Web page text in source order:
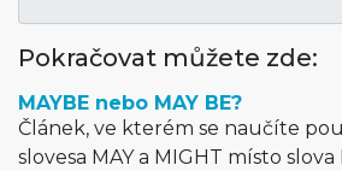
Pokračovat můžete zde:
MAYBE nebo MAY BE?
Článek, ve kterém se naučíte
slovesa MAY a MIGHT místo slova